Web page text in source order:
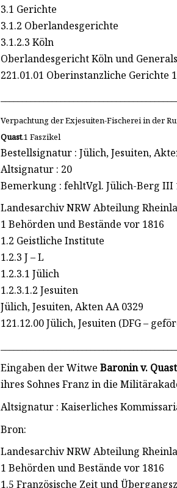
3.1 Gerichte
3.1.2 Oberlandesgerichte
3.1.2.3 Köln
Oberlandesgericht Köln und
221.01.01 Oberinstanzliche Gerichte
Verpachtung der Exjesuiten-Fischerei in der
Quast.1 Faszikel
Bestellsignatur : Jülich, Jesuiten,
Altsignatur : 20
Bemerkung : fehltVgl. Jülich-Berg III
Landesarchiv NRW Abteilung
1 Behörden und Bestände vor 1816
1.2 Geistliche Institute
1.2.3 J – L
1.2.3.1 Jülich
1.2.3.1.2 Jesuiten
Jülich, Jesuiten, Akten AA 0329
121.12.00 Jülich, Jesuiten (DFG –
Eingaben der Witwe Baronin v. Quast
ihres Sohnes Franz in die
Altsignatur : Kaiserliches
Bron:
Landesarchiv NRW Abteilung
1 Behörden und Bestände vor 1816
1.5 Französische Zeit und